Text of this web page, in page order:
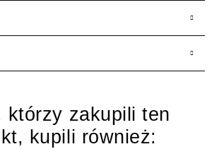
którzy zakupili ten
kupili również: